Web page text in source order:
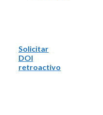
Solicitar
DOI
retroactivo